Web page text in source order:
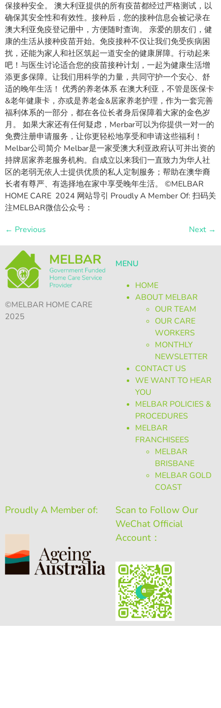
保接种安全。 澳大利亚提供的所有疫苗都经过严格测试，以
确保其安全性和有效性。接种后，您的接种信息会被记录在
澳大利亚免疫登记册中，方便随时查询。 亲爱的朋友们，健
康的生活从接种疫苗开始。免疫接种不仅让我们免受疾病困
扰，还能为家人和社区筑起一道安全的健康屏障。行动起来
吧！与医生讨论适合您的疫苗接种计划，一起为健康生活增
添更多保障。让我们用科学的力量，共同守护一个安心、舒
适的晚年生活！ 优秀的养老体系 在澳大利亚，不管是医保卡
&老年健康卡，亦或是养老金&居家养老护理，作为一套完善
福利体系的一部分，都在各位长者身后保障着大家的金色岁
月。 如果大家还有任何疑虑，Merbar可以为你提供一对一的
免费注册申请服务，让你更轻松地享受和申请这些福利！
Melbar公司简介 Melbar是一家受澳大利亚政府认可并出资的
持牌居家养老服务机构。自成立以来我们一直致力为华人社
区的老弱无依人士提供优质的私人定制服务；帮助在澳华裔
长者有尊严、有选择地在家中享受晚年生活。 ©MELBAR
HOME CARE 2024 网站导引 Proudly A Member Of: 扫码关
注MELBAR微信公众号：
← Previous Next →
©MELBAR HOME CARE
2025
MENU
HOME
ABOUT MELBAR
OUR TEAM
OUR CARE
WORKERS
MONTHLY
NEWSLETTER
CONTACT US
WE WANT TO HEAR
YOU
MELBAR POLICIES &
PROCEDURES
MELBAR
FRANCHISEES
MELBAR
BRISBANE
MELBAR GOLD
COAST
Proudly A Member of:
Scan to Follow Our
WeChat Official
Account：